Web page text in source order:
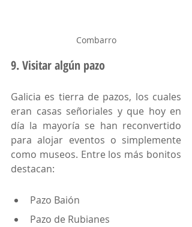
Combarro
9. Visitar algún pazo
Galicia es tierra de pazos, los cuales
eran casas señoriales y que hoy en
día la mayoría se han reconvertido
para alojar eventos o simplemente
como museos. Entre los más bonitos
destacan:
Pazo Baión
Pazo de Rubianes